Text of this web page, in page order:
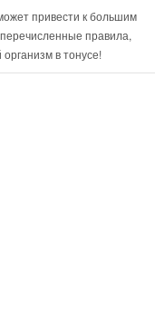
привести к большим
правила,
в тонусе!